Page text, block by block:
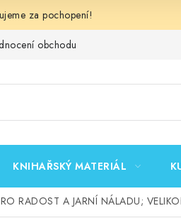
za pochopení!
obchodu
KNIHAŘSKÝ MATERIÁL
RADOST A JARNÍ NÁLADU;